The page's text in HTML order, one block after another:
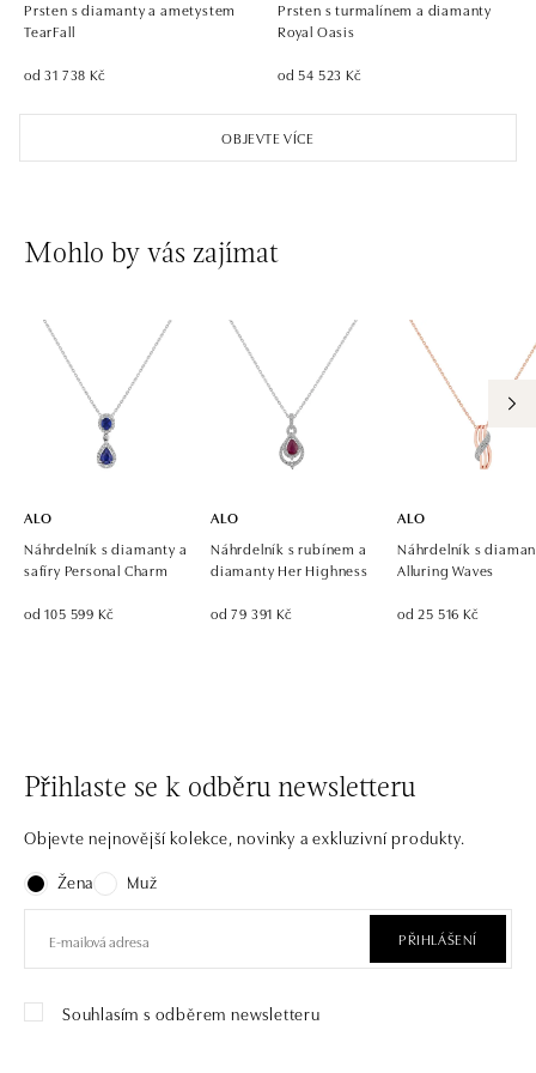
OBJEVTE VÍCE
Prsten s diamanty a ametystem
TearFall
od 31 738 Kč
Prsten s turmalínem a diamanty
Royal Oasis
od 54 523 Kč
Mohlo by vás zajímat
ALO
Náhrdelník s diamanty a
safíry Personal Charm
od 105 599 Kč
ALO
Náhrdelník s rubínem a
diamanty Her Highness
od 79 391 Kč
ALO
Náhrdelník s
Alluring Waves
od 25 516 Kč
Přihlaste se k odběru newsletteru
Objevte nejnovější kolekce, novinky a exkluzivní produkty.
Žena
Muž
PŘIHLÁŠENÍ
Souhlasím s odběrem newsletteru